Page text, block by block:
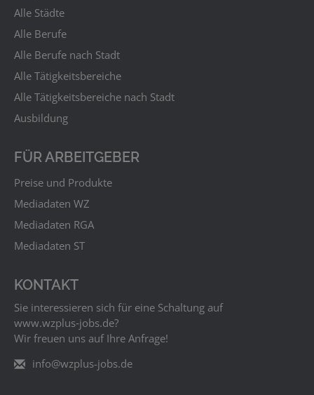
Alle Städte
Alle Berufe
Alle Berufe nach Stadt
Alle Tätigkeitsbereiche
Alle Tätigkeitsbereiche nach Stadt
Ausbildung
FÜR ARBEITGEBER
Preise und Produkte
Mediadaten WZ
Mediadaten RGA
Mediadaten ST
KONTAKT
Sie interessieren sich für eine Schaltung auf
www.wzplus‑jobs.de?
Wir freuen uns auf Ihre Anfrage!
info@wzplus-jobs.de